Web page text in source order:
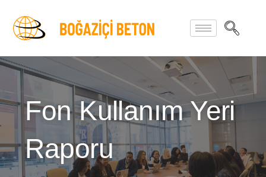
Fon Kullanım Yeri
Raporu